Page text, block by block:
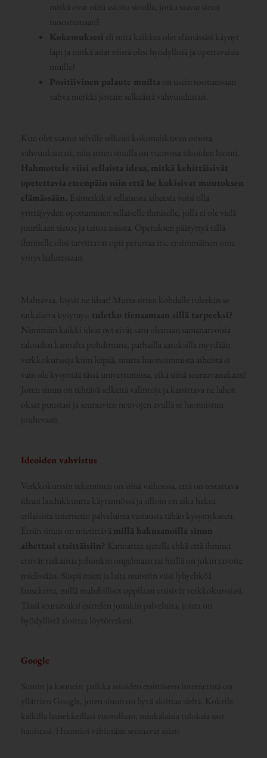
mitkä ovat niitä asioita sinulla, jotka saavat sinut
innostumaan?
Kokemuksesi eli mitä kaikkea olet elämässäsi käynyt
läpi ja mitkä asiat niistä olisi hyödyllisiä ja opettavaisia
muille?
Positiivinen palaute muilta on usein toistuessaan
vahva merkki jostain selkeästä vahvuudestasi.
Kun olet saanut selville selkeän kokonaiskuvan omista
vahvuuksistasi, niin sitten sinulla on vuorossa ideoiden luonti.
Hahmottele viisi sellaista ideaa, mitkä kehittäisivät
opetettavia eteenpäin niin että he kokisivat muutoksen
elämässään. Esimerkiksi sellaisesta aiheesta voisi olla
yrittäjyyden opettaminen sellaiselle ihmiselle, jolla ei ole vielä
juurikaan tietoa ja taitoa asiasta. Opetuksen päätyttyä tällä
ihmiselle olisi tarvittavat opit perustaa itse ensimmäinen oma
yritys halutessaan.
Mahtavaa, löysit ne ideat! Mutta sitten kohdalle tuleekin se
ratkaiseva kysymys: tuletko tienaamaan sillä tarpeeksi?
Nimittäin kaikki ideat nyt eivät satu olemaan samanarvoisia
talouden kannalta pohdittuna; parhailla aatoksilla myydään
verkkokursseja kuin leipää, mutta huonoimmista aiheista ei
vain ole kysyntää tässä universumissa, eikä siinä seuraavassakaan!
Joten sinun on tehtävä selkeitä valintoja ja karsittava ne lahot
oksat puustasi ja seuraavien neuvojen avulla se luonnistuu
jouhevasti.
Ideoiden vahvistus
Verkkokurssin tekeminen on siinä vaiheessa, että on testattava
ideasi laadukkuutta käytännössä ja silloin on aika hakea
erilaisista internetin palveluista vastausta tähän kysymykseen.
Ensin sinun on mietittävä millä hakusanoilla sinun
aihettasi etsittäisiin? Kannattaa ajatella ehkä että ihmiset
etsivät ratkaisua johonkin ongelmaan tai heillä on jokin tavoite
mielissään. Siispä mieti ja laita muistiin viisi lyhyehköä
lauseketta, millä mahdolliset oppilaasi etsisivät verkkokurssiasi.
Tässä seuraavaksi esittelen joitakin palveluita, joista on
hyödyllistä aloittaa löytöretkesi.
Google
Suurin ja kaunein paikka asioiden etsimiseen internetistä on
yllättäen Google, joten sinun on hyvä aloittaa sieltä. Kokeile
kaikilla lausekkeillasi vuorollaan, minkälaisia tuloksia saat
hauistasi. Huomioi vähintään seuraavat asiat: